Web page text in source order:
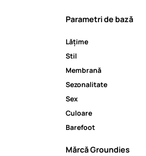
Parametri de bază
Lăţime
Stil
Membrană
Sezonalitate
Sex
Culoare
Barefoot
Mărcă Groundies